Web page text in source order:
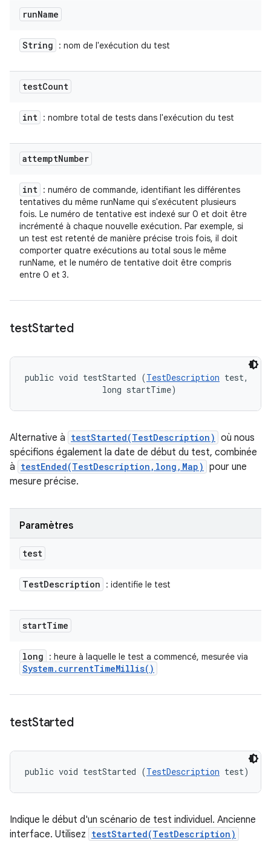
runName
String : nom de l'exécution du test
testCount
int : nombre total de tests dans l'exécution du test
attemptNumber
int : numéro de commande, identifiant les différentes
tentatives du même runName qui s'exécutent plusieurs
fois. Le numéro de tentative est indexé sur 0 et doit être
incrémenté à chaque nouvelle exécution. Par exemple, si
un test est retenté de manière précise trois fois, il doit
comporter quatre exécutions au total sous le même
runName, et le numéro de tentative doit être compris
entre 0 et 3.
testStarted
public void testStarted (TestDescription test,
                long startTime)
Alternative à testStarted(TestDescription) où nous
spécifions également la date de début du test, combinée
à testEnded(TestDescription,long,Map) pour une
mesure précise.
Paramètres
test
TestDescription : identifie le test
startTime
long : heure à laquelle le test a commencé, mesurée via
System. currentTimeMillis( )
testStarted
public void testStarted (TestDescription test)
Indique le début d'un scénario de test individuel. Ancienne
interface. Utilisez testStarted(TestDescription)